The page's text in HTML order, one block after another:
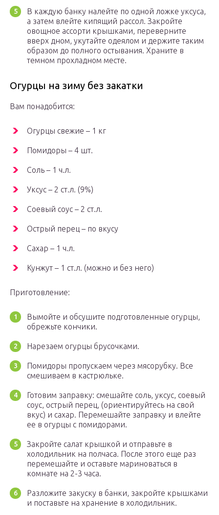
В каждую банку налейте по одной ложке уксуса,
а затем влейте кипящий рассол. Закройте
овощное ассорти крышками, переверните
вверх дном, укутайте одеялом и держите таким
образом до полного остывания. Храните в
темном прохладном месте.
Огурцы на зиму без закатки
Вам понадобится:
Огурцы свежие – 1 кг
Помидоры – 4 шт.
Соль – 1 ч.л.
Уксус – 2 ст.л. (9%)
Соевый соус – 2 ст.л.
Острый перец – по вкусу
Сахар – 1 ч.л.
Кунжут – 1 ст.л. (можно и без него)
Приготовление:
Вымойте и обсушите подготовленные огурцы,
обрежьте кончики.
Нарезаем огурцы брусочками.
Помидоры пропускаем через мясорубку. Все
смешиваем в кастрюльке.
Готовим заправку: смешайте соль, уксус, соевый
соус, острый перец, (ориентируйтесь на свой
вкус) и сахар. Перемешайте заправку и влейте
ее в огурцы с помидорами.
Закройте салат крышкой и отправьте в
холодильник на полчаса. После этого еще раз
перемешайте и оставьте мариноваться в
комнате на 2-3 часа.
Разложите закуску в банки, закройте крышками
и поставьте на хранение в холодильник.